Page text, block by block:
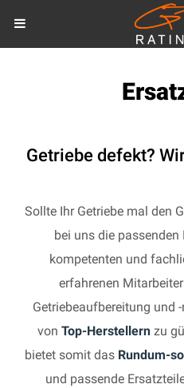
Getriebe defekt?
Sollte Ihr Getriebe mal den
bei uns die passenden
kompetenten und
erfahrenen
Getriebeaufbereitung und
von Top-Herstellern zu
bietet somit das Rundum-
und passende